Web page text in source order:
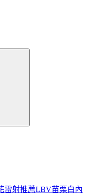
雷射推薦LBV苗栗白內